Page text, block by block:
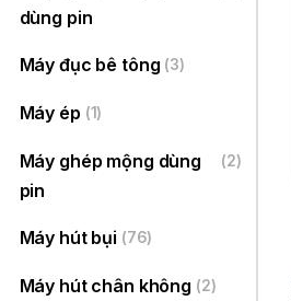
dùng pin
Máy đục bê tông (3)
Máy ép (1)
Máy ghép mộng dùng
pin
(2)
Máy hút bụi (76)
Máy hút chân không (2)